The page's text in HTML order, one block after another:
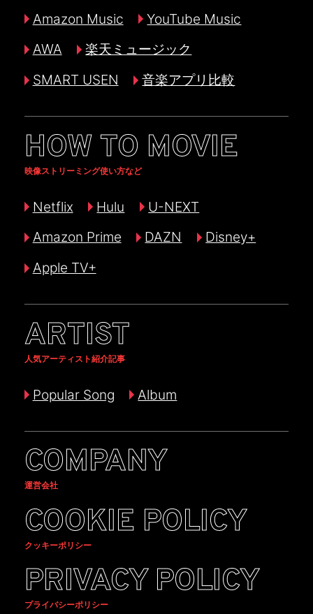
Amazon Music
YouTube Music
AWA
楽天ミュージック
SMART USEN
音楽アプリ比較
HOW TO MOVIE
映像ストリーミング使い方など
Netflix Hulu
U-NEXT
Amazon Prime
DAZN
Disney+
Apple TV+
ARTIST
人気アーティスト紹介記事
Popular Song Album
COMPANY
運営会社
COOKIE POLICY
クッキーポリシー
PRIVACY POLICY
プライバシーポリシー